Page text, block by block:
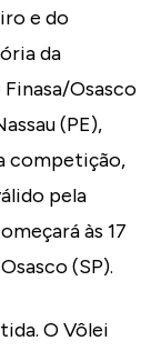
e do
da
Osasco
(PE),
competição,
pela
às 17
(SP).
O Vôlei